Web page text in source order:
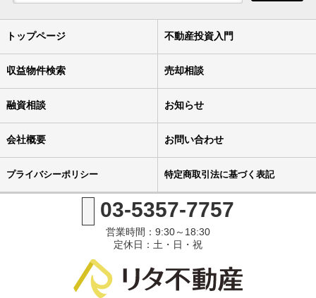
トップページ 不動産投資入門
収益物件検索 売却相談
融資相談 お知らせ
会社概要 お問い合わせ
プライバシーポリシー 特定商取引法に基づく表記
03-5357-7757
営業時間：9:30～18:30
定休日：土・日・祝